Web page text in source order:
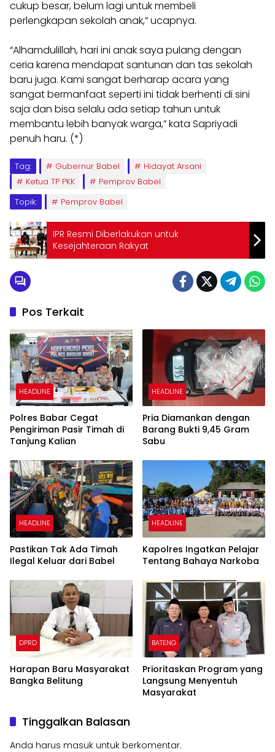
cukup besar, belum lagi untuk membeli
perlengkapan sekolah anak,” ucapnya.
“Alhamdulillah, hari ini anak saya pulang dengan
ceria karena mendapat santunan dan tas sekolah
baru juga. Kami sangat berharap acara yang
sangat bermanfaat seperti ini tidak berhenti di sini
saja dan bisa selalu ada setiap tahun untuk
membantu lebih banyak warga,” kata Sapriyadi
penuh haru. (*)
Tag: Gubernur Babel
Hidayat Arsani
Ketua TP PKK
Pemprov Babel
Topik:
Pemprov Babel
IPR Resmi Diberlakukan untuk
Kesejahteraan Rakyat
Pos Terkait
HEADLINE
Polres Babar Cegat
Pengiriman Pasir Timah di
Tanjung Kalian
HEADLINE
Pria Diamankan dengan
Barang Bukti 9,45 Gram
Sabu
HEADLINE
Pastikan Tak Ada Timah
Ilegal Keluar dari Babel
HEADLINE
Kapolres Ingatkan Pelajar
Tentang Bahaya Narkoba
DPRD
Harapan Baru Masyarakat
Bangka Belitung
BATENG
Prioritaskan Program yang
Langsung Menyentuh
Masyarakat
Tinggalkan Balasan
Anda harus masuk untuk berkomentar.